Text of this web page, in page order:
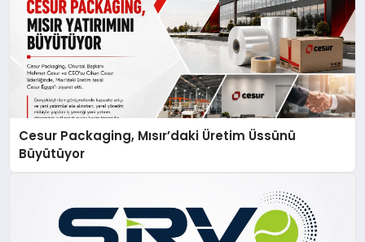
Cesur Packaging, Mısır’daki Üretim Üssünü
Büyütüyor